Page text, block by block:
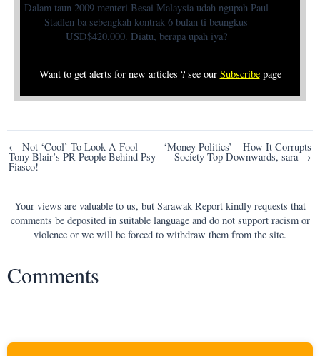
Dalam taun 2009 menteri Besai Malaysia udah ngupah Paul
Stadlen ba sebengkah kontrak 6 bulan ti beungkus
USD$420,000. Diatu, berapa upah iya?
Want to get alerts for new articles ? see our Subscribepage
Post
navigation
← Not ‘Cool’ To Look A Fool –
Tony Blair’s PR People Behind Psy
Fiasco!
‘Money Politics’ – How It Corrupts
Society Top Downwards, sara →
Your views are valuable to us, but Sarawak Report kindly requests that
comments be deposited in suitable language and do not support racism or
violence or we will be forced to withdraw them from the site.
Comments